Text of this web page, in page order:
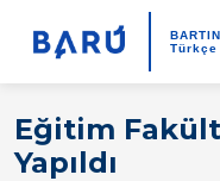
Türkçe
Eğitim
Yapıldı